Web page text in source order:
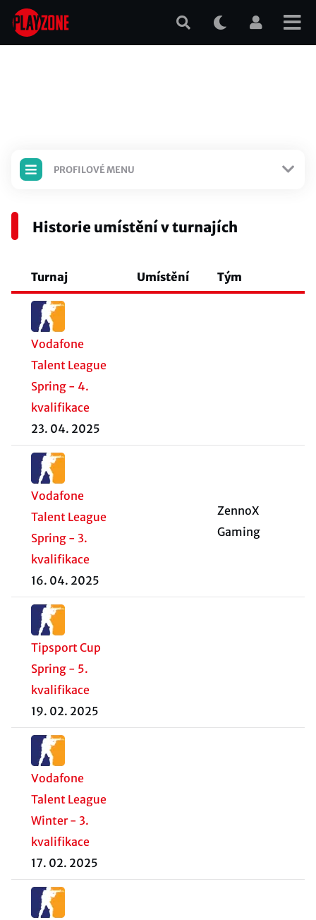
Přejít
hlavnímu
PROFILOVÉ MENU
Historie umístění v turnajích
Turnaj Umístění Tým
Vodafone
Talent League
Spring - 4.
kvalifikace
23. 04. 2025
Vodafone
Talent League
Spring - 3.
kvalifikace
16. 04. 2025
ZennoX
Gaming
Tipsport Cup
Spring - 5.
kvalifikace
19. 02. 2025
Vodafone
Talent League
Winter - 3.
kvalifikace
17. 02. 2025